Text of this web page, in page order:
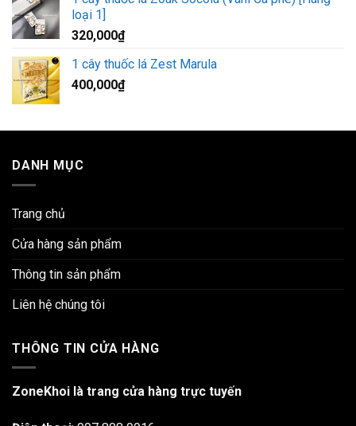
loại 1]
320,000₫
1 cây thuốc lá Zest Marula
400,000₫
DANH MỤC
Trang chủ
Cửa hàng sản phẩm
Thông tin sản phẩm
Liên hệ chúng tôi
THÔNG TIN CỬA HÀNG
ZoneKhoi là trang cửa hàng trực tuyến